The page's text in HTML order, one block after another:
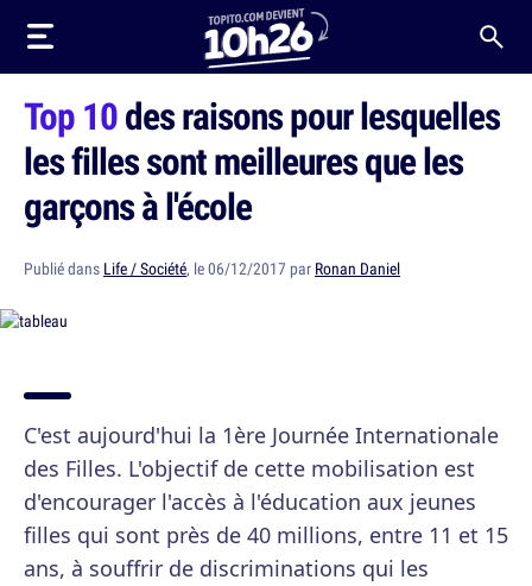
Top 10des raisons pour lesquelles
les filles sont meilleures que les
garçons à l'école
Publié dans Life / Société, le 06/12/2017 par Ronan Daniel
C'est aujourd'hui la 1ère Journée Internationale
des Filles. L'objectif de cette mobilisation est
d'encourager l'accès à l'éducation aux jeunes
filles qui sont près de 40 millions, entre 11 et 15
ans, à souffrir de discriminations qui les